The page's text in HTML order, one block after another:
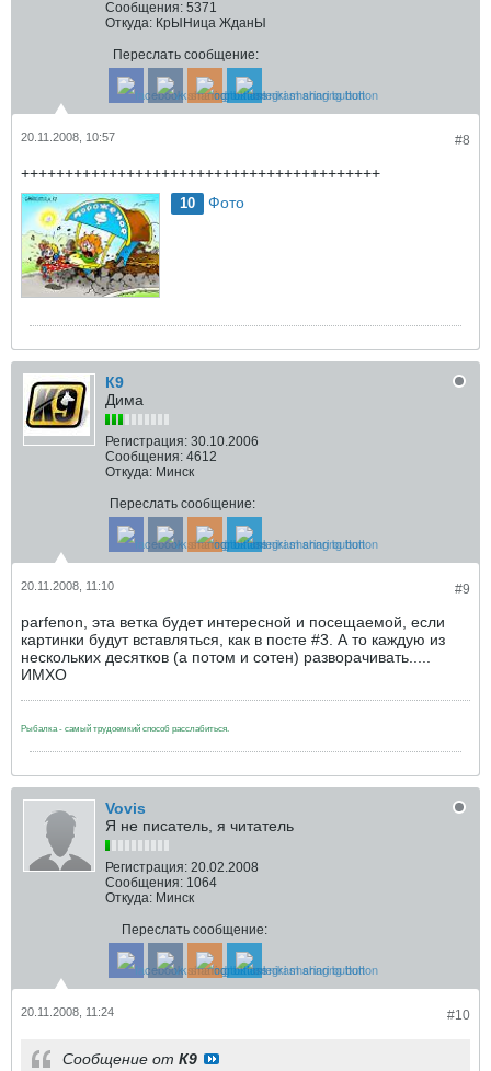
Сообщения: 5371
Откуда: КрЫНица ЖданЫ
Переслать сообщение:
#8
20.11.2008, 10:57
+++++++++++++++++++++++++++++++++++++++++
10 Фото
К9
Дима
Регистрация: 30.10.2006
Сообщения: 4612
Откуда: Минск
Переслать сообщение:
#9
20.11.2008, 11:10
parfenon, эта ветка будет интересной и посещаемой, если
картинки будут вставляться, как в посте #3. А то каждую из
нескольких десятков (а потом и сотен) разворачивать.....
ИМХО
Рыбалка - самый трудоемкий способ расслабиться.
Vovis
Я не писатель, я читатель
Регистрация: 20.02.2008
Сообщения: 1064
Откуда: Минск
Переслать сообщение:
#10
20.11.2008, 11:24
Сообщение от К9